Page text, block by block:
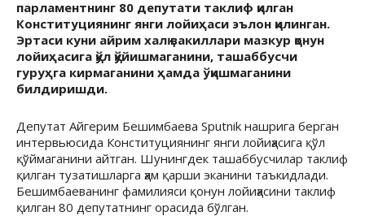
парламентнинг 80 депутати таклиф қилган
Конституциянинг янги лойиҳаси эълон қилинган.
Эртаси куни айрим халқ вакиллари мазкур қонун
лойиҳасига қўл қўйишмаганини, ташаббусчи
гуруҳга кирмаганини ҳамда ўқишмаганини
билдиришди.
Депутат Айгерим Бешимбаева Sputnik нашрига берган
интервьюсида Конституциянинг янги лойиҳасига қўл
қўймаганини айтган. Шунингдек ташаббусчилар таклиф
қилган тузатишларга ҳам қарши эканини таъкидлади.
Бешимбаеванинг фамилияси қонун лойиҳасини таклиф
қилган 80 депутатнинг орасида бўлган.